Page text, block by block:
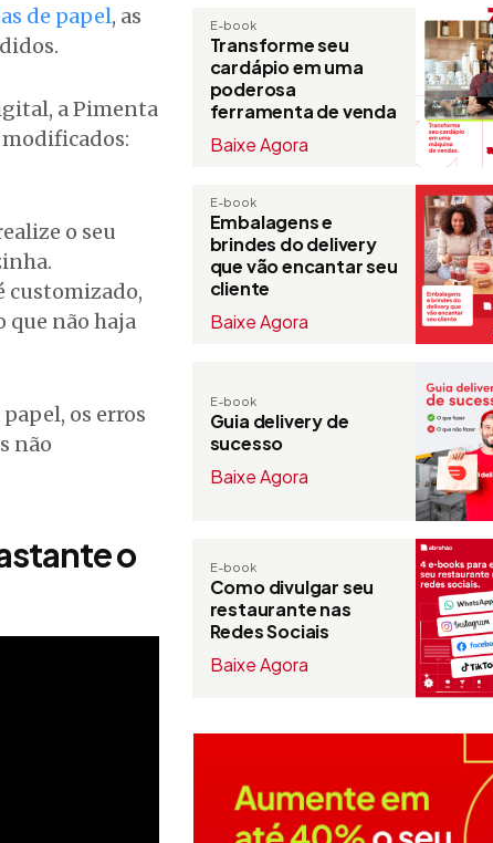
de papel, as
a Pimenta
modificados:
o seu
customizado,
que não haja
os erros
não
o
E-book
Transforme seu
cardápio em uma
poderosa
ferramenta de venda
Baixe Agora
E-book
Embalagens e
brindes do delivery
que vão encantar seu
cliente
Baixe Agora
E-book
Guia delivery de
sucesso
Baixe Agora
E-book
Como divulgar seu
restaurante nas
Redes Sociais
Baixe Agora